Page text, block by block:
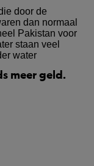
meer geld.